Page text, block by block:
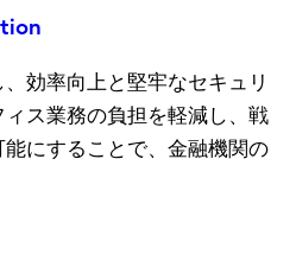
効率向上と堅牢なセキュリ
ス業務の負担を軽減し、戦
にすることで、金融機関の